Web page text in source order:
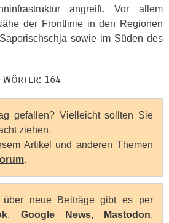
angreift. Vor allem
der Frontlinie in den Regionen
sowie im Süden des
164
gefallen? Vielleicht sollten Sie
ziehen.
Artikel und anderen Themen
.
über neue Beiträge gibt es per
, Google News, Mastodon,